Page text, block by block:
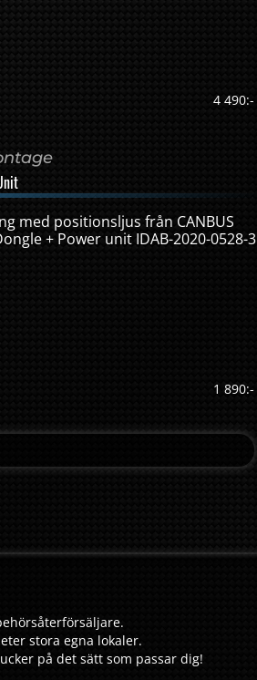
4 490:-
med positionsljus från CANBUS
+ Power unit IDAB-2020-0528-3
1 890:-
stora egna lokaler.
på det sätt som passar dig!